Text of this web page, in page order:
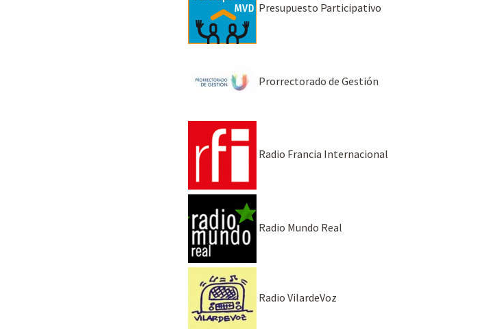
Presupuesto Participativo
Prorrectorado de Gestión
Radio Francia Internacional
Radio Mundo Real
Radio VilardeVoz